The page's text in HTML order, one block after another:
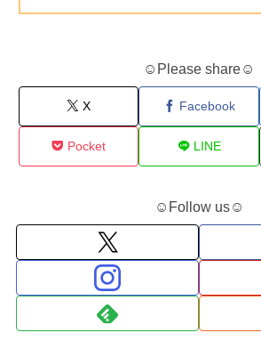
☺Please share☺
X Facebook
Pocket LINE
☺Follow us☺